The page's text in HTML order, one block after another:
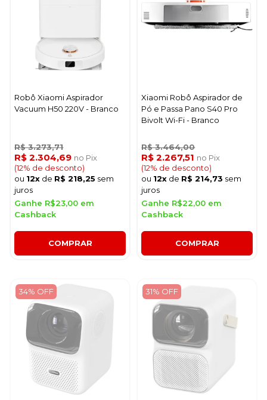
Robô Xiaomi Aspirador
Vacuum H50 220V - Branco
R$ 3.273,71
R$ 2.304,69 no Pix
(12% de desconto)
ou 12x de R$ 218,25 sem
juros
Ganhe R$23,00 em
Cashback
COMPRAR
Xiaomi Robô Aspirador de
Pó e Passa Pano S40 Pro
Bivolt Wi-Fi - Branco
R$ 3.464,00
R$ 2.267,51 no Pix
(12% de desconto)
ou 12x de R$ 214,73 sem
juros
Ganhe R$22,00 em
Cashback
COMPRAR
34% OFF 31% OFF